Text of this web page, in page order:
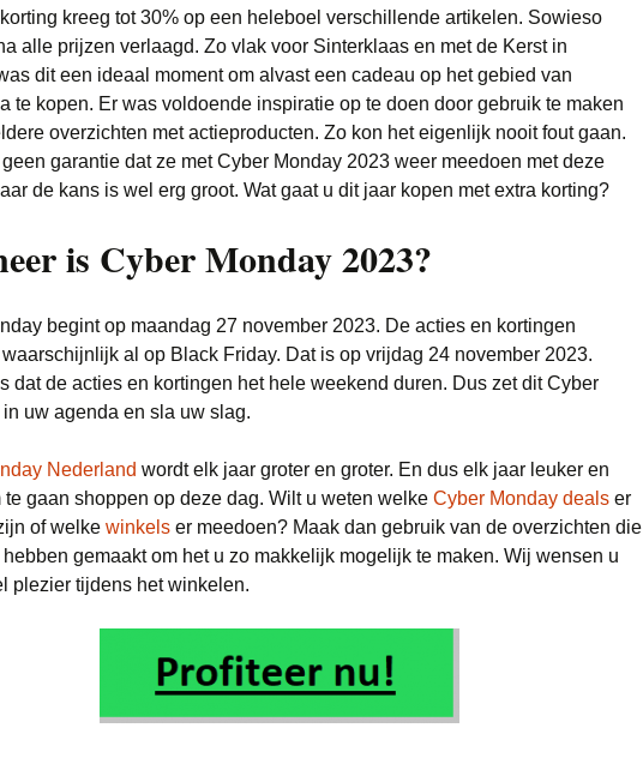
kreeg tot 30% op een heleboel verschillende artikelen. Sowieso
alle prijzen verlaagd. Zo vlak voor Sinterklaas en met de Kerst in
dit een ideaal moment om alvast een cadeau op het gebied van
te kopen. Er was voldoende inspiratie op te doen door gebruik te maken
overzichten met actieproducten. Zo kon het eigenlijk nooit fout gaan.
garantie dat ze met Cyber Monday 2023 weer meedoen met deze
de kans is wel erg groot. Wat gaat u dit jaar kopen met extra korting?
is Cyber Monday 2023?
begint op maandag 27 november 2023. De acties en kortingen
al op Black Friday. Dat is op vrijdag 24 november 2023.
dat de acties en kortingen het hele weekend duren. Dus zet dit Cyber
uw agenda en sla uw slag.
Nederland wordt elk jaar groter en groter. En dus elk jaar leuker en
te gaan shoppen op deze dag. Wilt u weten welke Cyber Monday deals er
of welke winkels er meedoen? Maak dan gebruik van de overzichten die
gemaakt om het u zo makkelijk mogelijk te maken. Wij wensen u
plezier tijdens het winkelen.